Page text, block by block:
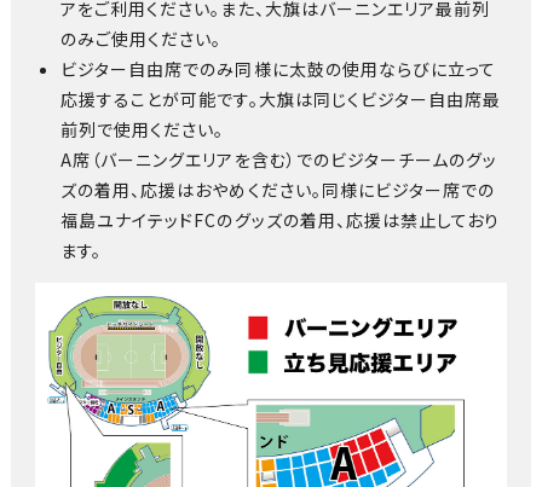
アをご利用ください。また、大旗はバーニンエリア最前列
のみご使用ください。
ビジター自由席でのみ同様に太鼓の使用ならびに立って
応援することが可能です。大旗は同じくビジター自由席最
前列で使用ください。
A席（バーニングエリアを含む）でのビジターチームのグッ
ズの着用、応援はおやめください。同様にビジター席での
福島ユナイテッドFCのグッズの着用、応援は禁止しており
ます。